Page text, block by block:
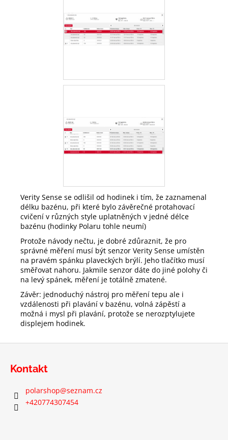
Verity Sense se odlišil od hodinek i tím, že zaznamenal
délku bazénu, při které bylo závěrečné protahovací
cvičení v různých style uplatněných v jedné délce
bazénu (hodinky Polaru tohle neumí)
Protože návody nečtu, je dobré zdůraznit, že pro
správné měření musí být senzor Verity Sense umístěn
na pravém spánku plaveckých brýlí. Jeho tlačítko musí
směřovat nahoru. Jakmile senzor dáte do jiné polohy či
na levý spánek, měření je totálně zmatené.
Závěr: jednoduchý nástroj pro měření tepu ale i
vzdálenosti při plavání v bazénu, volná zápěstí a
možná i mysl při plavání, protože se nerozptylujete
displejem hodinek.
Kontakt
polarshop@seznam.cz
+420774307454